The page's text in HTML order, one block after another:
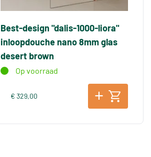
Best-design "dalis-1000-liora"
inloopdouche nano 8mm glas
desert brown
Op voorraad
€ 329,00